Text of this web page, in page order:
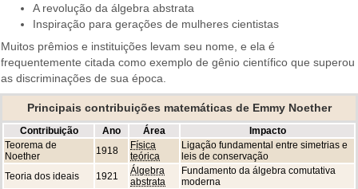
A revolução da álgebra abstrata
Inspiração para gerações de mulheres cientistas
Muitos prêmios e instituições levam seu nome, e ela é
frequentemente citada como exemplo de gênio científico que superou
as discriminações de sua época.
Principais contribuições matemáticas de Emmy Noether
Contribuição Ano Área
Impacto
Teorema de
Noether
1918
Física
teórica
Ligação fundamental entre simetrias e
leis de conservação
Teoria dos ideais
1921
Álgebra
abstrata
Fundamento da álgebra comutativa
moderna